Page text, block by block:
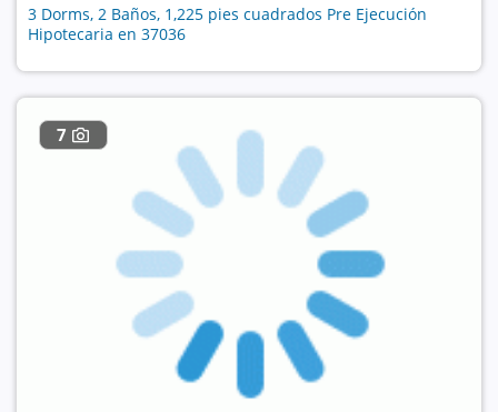
3 Dorms, 2 Baños, 1,225 pies cuadrados Pre Ejecución
Hipotecaria en 37036
7